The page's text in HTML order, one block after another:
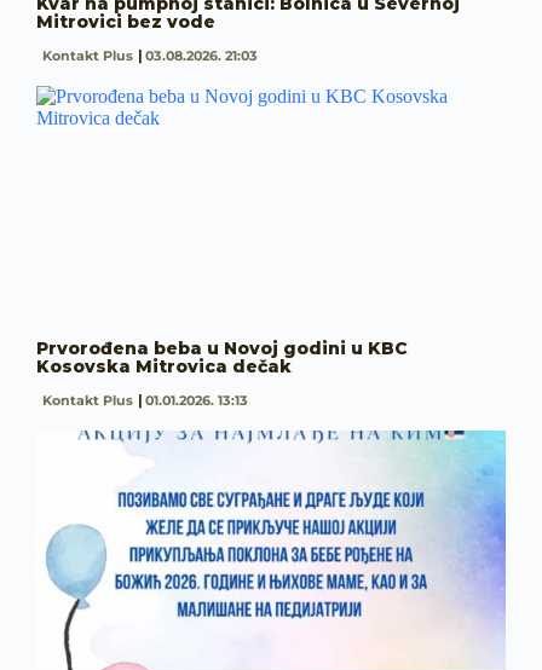
Mitrovici bez vode
Kontakt Plus 03.08.2026. 21:03
Prvorođena beba u Novoj godini u KBC
Kosovska Mitrovica dečak
Kontakt Plus 01.01.2026. 13:13